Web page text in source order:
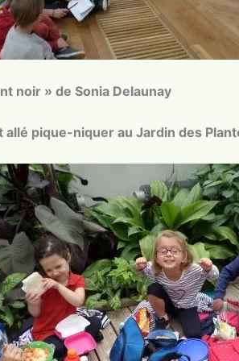
noir » de Sonia Delaunay
allé pique-niquer au Jardin des